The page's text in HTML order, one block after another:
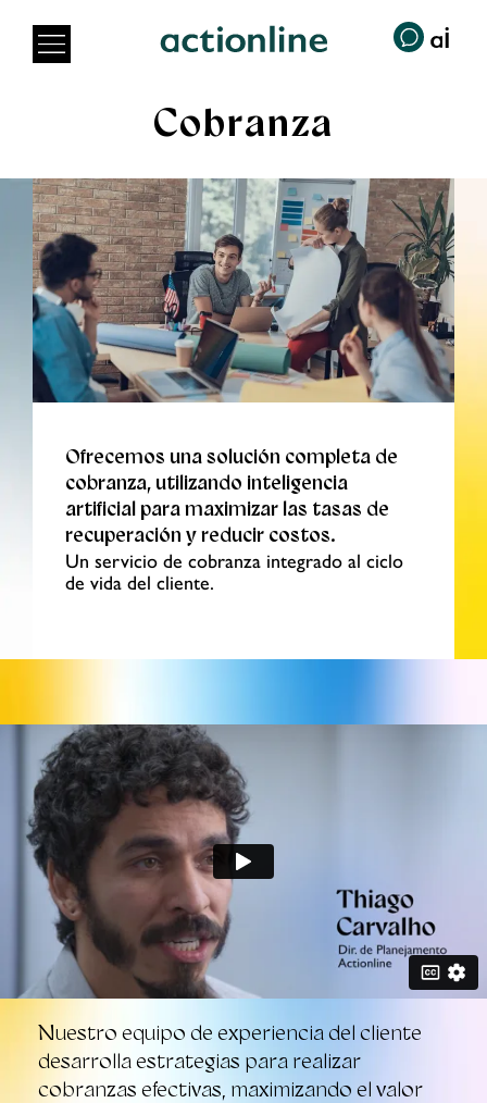
Cobranza
Ofrecemos una solución completa de
cobranza, utilizando inteligencia
artificial para maximizar las tasas de
recuperación y reducir costos.
Un servicio de cobranza integrado al ciclo
de vida del cliente.
Nuestro equipo de experiencia del cliente
desarrolla estrategias para realizar
cobranzas efectivas, maximizando el valor